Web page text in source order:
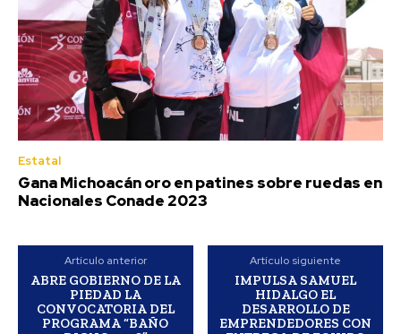
Estatal
Gana Michoacán oro en patines sobre ruedas en
Nacionales Conade 2023
Artículo anterior
ABRE GOBIERNO DE LA
PIEDAD LA
CONVOCATORIA DEL
PROGRAMA “BAÑO
Artículo siguiente
IMPULSA SAMUEL
HIDALGO EL
DESARROLLO DE
EMPRENDEDORES CON